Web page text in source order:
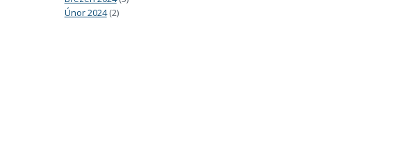
Únor 2024(2)